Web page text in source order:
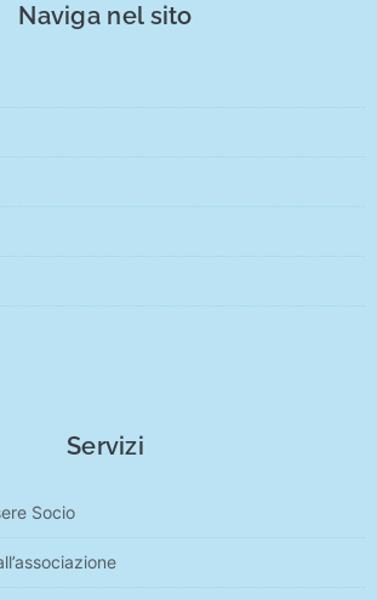
Naviga nel sito
Servizi
Socio